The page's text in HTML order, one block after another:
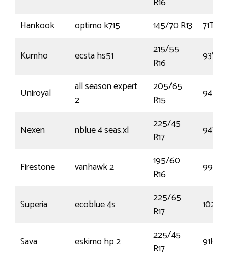
Hankook
optimo k715 145/70 R13
71T
Kumho
ecsta hs51
215/55
R16
93V
Uniroyal
all season expert
2
205/65
R15
94H
Nexen nblue 4 seas.xl
225/45
R17
94V
Firestone vanhawk 2
195/60
R16
99H
Superia ecoblue 4s
225/65
R17
102V
Sava eskimo hp 2
225/45
R17
91H